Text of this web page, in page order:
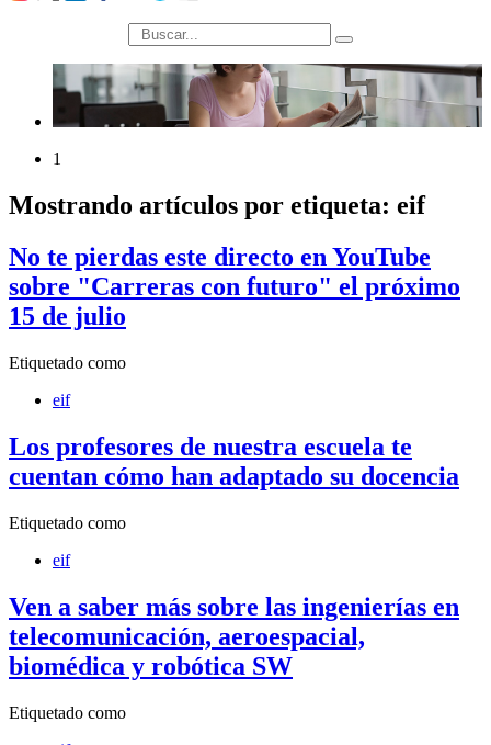
búsqueda
1
Mostrando artículos por etiqueta: eif
No te pierdas este directo en YouTube
sobre "Carreras con futuro" el próximo
15 de julio
Etiquetado como
eif
Los profesores de nuestra escuela te
cuentan cómo han adaptado su docencia
Etiquetado como
eif
Ven a saber más sobre las ingenierías en
telecomunicación, aeroespacial,
biomédica y robótica SW
Etiquetado como